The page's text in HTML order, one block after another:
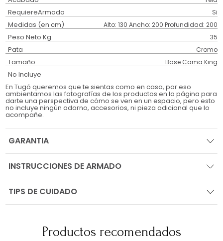
RequiereArmado Si
Medidas (en cm) Alto: 130 Ancho: 200 Profundidad: 200
Peso Neto Kg. 35
Pata Cromo
Tamaño Base Cama King
No Incluye
En Tugó queremos que te sientas como en casa, por eso
ambientamos las fotografías de los productos en la página para
darte una perspectiva de cómo se ven en un espacio, pero esto
no incluye ningún adorno, accesorios, ni pieza adicional que lo
acompañe.
GARANTIA
INSTRUCCIONES DE ARMADO
TIPS DE CUIDADO
Productos recomendados